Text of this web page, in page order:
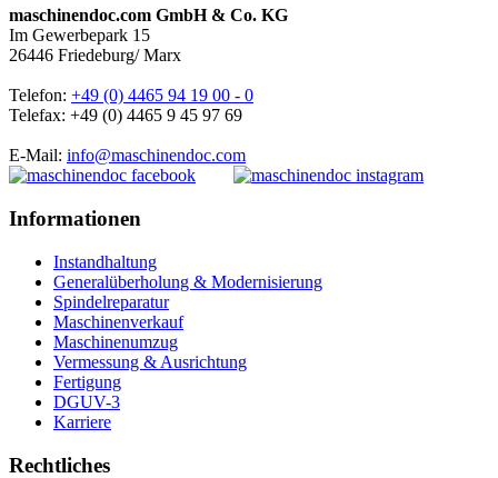
maschinendoc.com GmbH & Co. KG
Im Gewerbepark 15
26446 Friedeburg/ Marx
Telefon: +49 (0) 4465 94 19 00 - 0
Telefax: +49 (0) 4465 9 45 97 69
E-Mail: info@maschinendoc.com
Informationen
Instandhaltung
Generalüberholung & Modernisierung
Spindelreparatur
Maschinenverkauf
Maschinenumzug
Vermessung & Ausrichtung
Fertigung
DGUV-3
Karriere
Rechtliches